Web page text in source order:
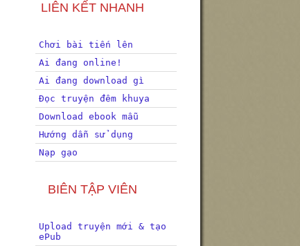
LIÊN KẾT NHANH
Chơi bài tiến lên
Ai đang online!
Ai đang download gì
Đọc truyện đêm khuya
Download ebook mẫu
Hướng dẫn sử dụng
Nạp gạo
BIÊN TẬP VIÊN
Upload truyện mới & tạo
ePub